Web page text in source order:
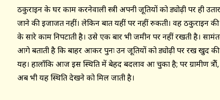
ठकुराइन के घर काम करनेवाली स्त्री अपनी जूतियों को ड्योढ़ी पर ही
जाने की इजाजत नहीं। लेकिन बात यहीं पर नहीं रुकती। वह ठकुराइन
के सारे काम निपटाती है। उसे एक बार भी जमीन पर नहीं रखती है।
आगे बताती है कि बाहर आकर पुनः उन जूतियों को ड्योढ़ी पर रख खुद की
यह। हालाँकि आज इस स्थिति में बेहद बदलाव आ चुका है; पर ग्रामीण
अब भी यह स्थिति देखने को मिल जाती है।